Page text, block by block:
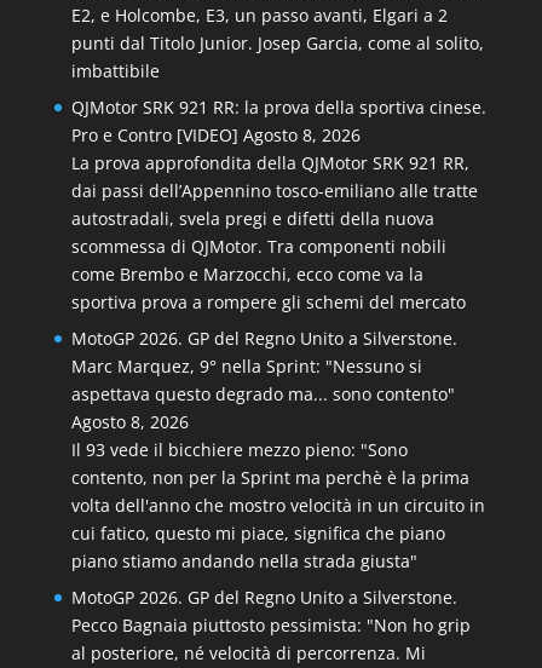
E2, e Holcombe, E3, un passo avanti, Elgari a 2
punti dal Titolo Junior. Josep Garcia, come al solito,
imbattibile
QJMotor SRK 921 RR: la prova della sportiva cinese.
Pro e Contro [VIDEO] Agosto 8, 2026
La prova approfondita della QJMotor SRK 921 RR,
dai passi dell’Appennino tosco-emiliano alle tratte
autostradali, svela pregi e difetti della nuova
scommessa di QJMotor. Tra componenti nobili
come Brembo e Marzocchi, ecco come va la
sportiva prova a rompere gli schemi del mercato
MotoGP 2026. GP del Regno Unito a Silverstone.
Marc Marquez, 9° nella Sprint: "Nessuno si
aspettava questo degrado ma... sono contento"
Agosto 8, 2026
Il 93 vede il bicchiere mezzo pieno: "Sono
contento, non per la Sprint ma perchè è la prima
volta dell'anno che mostro velocità in un circuito in
cui fatico, questo mi piace, significa che piano
piano stiamo andando nella strada giusta"
MotoGP 2026. GP del Regno Unito a Silverstone.
Pecco Bagnaia piuttosto pessimista: "Non ho grip
al posteriore, né velocità di percorrenza. Mi